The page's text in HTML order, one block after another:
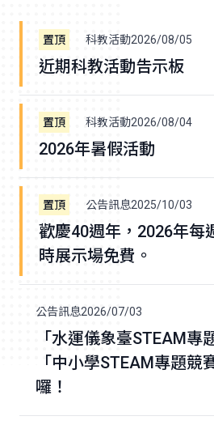
2026/08/05
科教活動
近期科教活動告示板
2026/08/04
科教活動
2026年暑假活動
2025/10/03
公告訊息
歡慶40週年，2026年每
時展示場免費。
2026/07/03
公告訊息
「水運儀象臺STEAM專
「中小學STEAM專題競
囉！